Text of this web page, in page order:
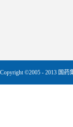
Copyright ©2005 - 2013 国